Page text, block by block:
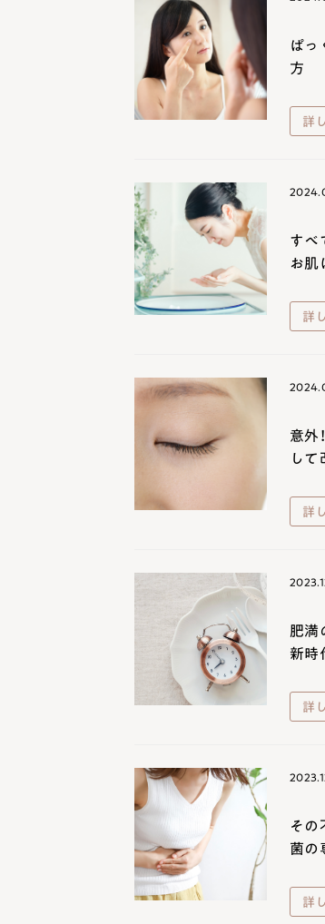
ぱっ
方
詳
すべ
お肌
詳
意外
し
詳
肥満
新時
詳
その
菌の
詳
美肌菌